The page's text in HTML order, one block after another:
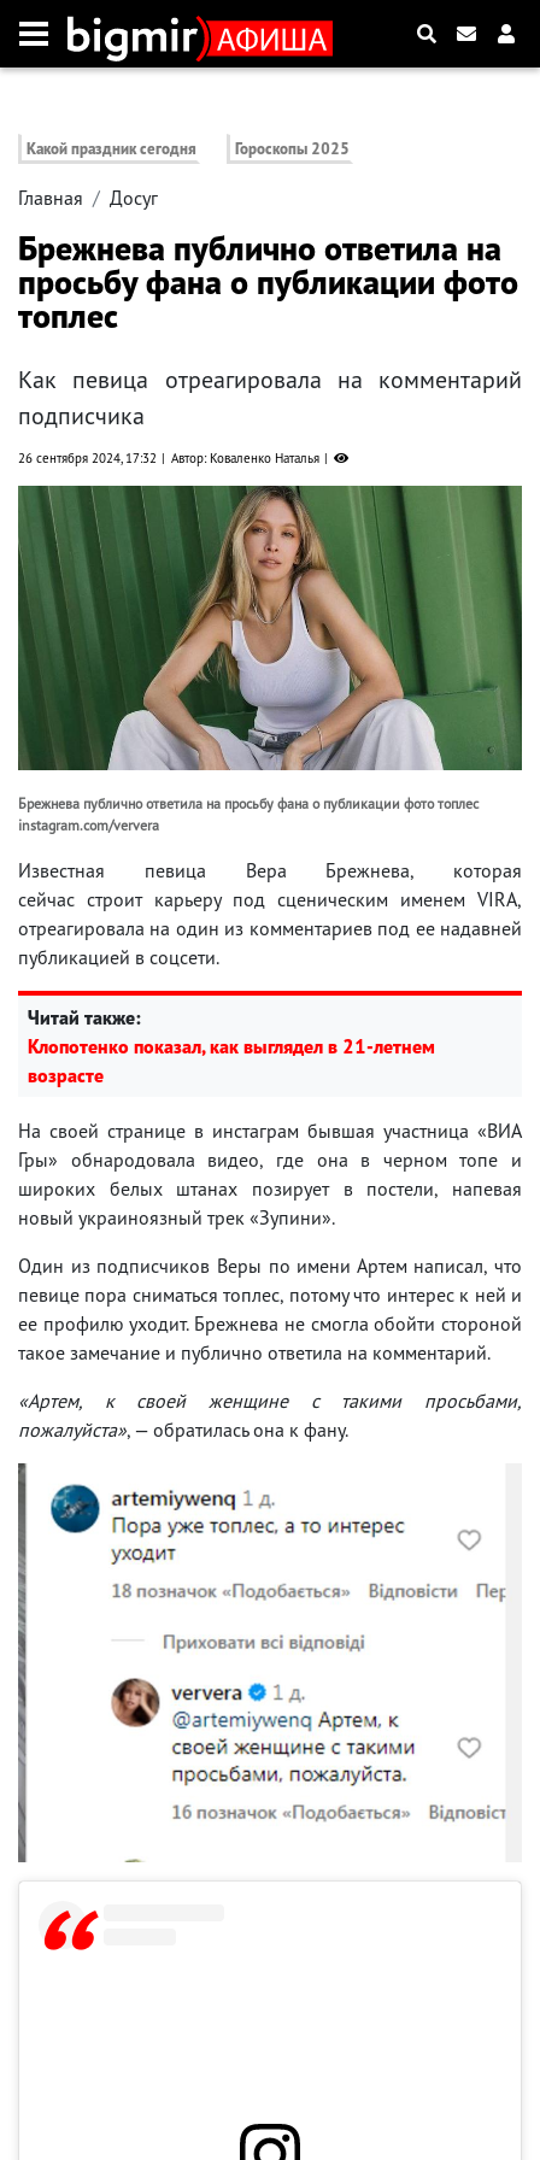
Какой праздник сегодня Гороскопы 2025
Главная Досуг
Брежнева публично ответила на
просьбу фана о публикации фото
топлес
Как певица отреагировала на комментарий
подписчика
26 сентября 2024, 17:32 Автор: Коваленко Наталья
Брежнева публично ответила на просьбу фана о публикации фото топлес
instagram.com/ververa
Известная певица Вера Брежнева, которая
сейчас строит карьеру под сценическим именем VIRA,
отреагировала на один из комментариев под ее надавней
публикацией в соцсети.
Читай также:
Клопотенко показал, как выглядел в 21-летнем
возрасте
На своей странице в инстаграм бывшая участница «ВИА
Гры» обнародовала видео, где она в черном топе и
широких белых штанах позирует в постели, напевая
новый украиноязный трек «Зупини».
Один из подписчиков Веры по имени Артем написал, что
певице пора сниматься топлес, потому что интерес к ней и
ее профилю уходит. Брежнева не смогла обойти стороной
такое замечание и публично ответила на комментарий.
«Артем, к своей женщине с такими просьбами,
пожалуйста», — обратилась она к фану.